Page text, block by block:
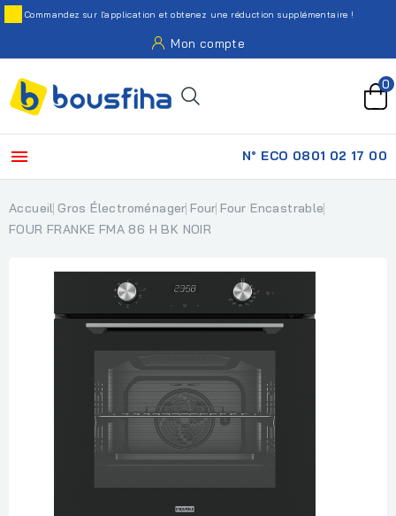
Commandez sur l'application et obtenez une réduction supplémentaire !
Mon compte
0
 N° ECO 0801 02 17 00
Accueil Gros Électroménager Four Four Encastrable
FOUR FRANKE FMA 86 H BK NOIR